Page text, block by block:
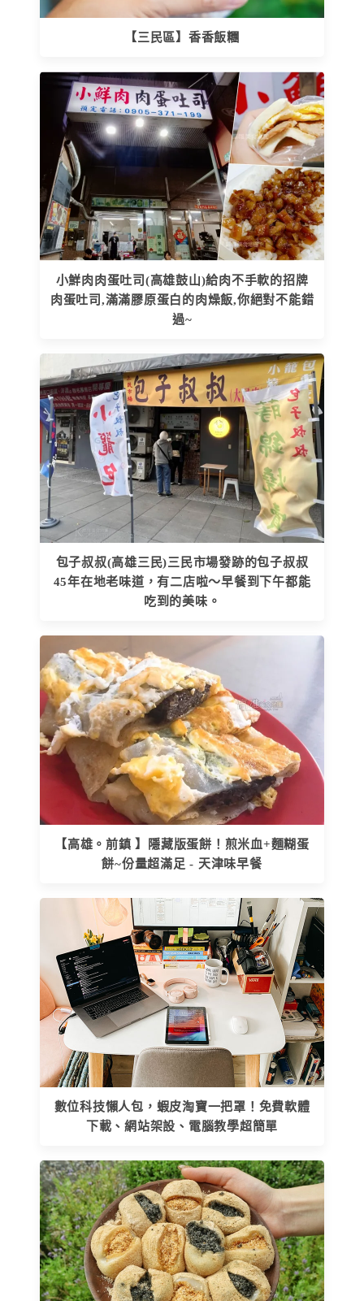
【三民區】香香飯糰
小鮮肉肉蛋吐司(高雄鼓山)給肉不手軟的招牌
肉蛋吐司,滿滿膠原蛋白的肉燥飯,你絕對不能錯
過~
包子叔叔(高雄三民)三民市場發跡的包子叔叔
45年在地老味道，有二店啦～早餐到下午都能
吃到的美味。
【高雄。前鎮 】隱藏版蛋餅！煎米血+麵糊蛋
餅~份量超滿足 - 天津味早餐
數位科技懶人包，蝦皮淘寶一把罩！免費軟體
下載、網站架設、電腦教學超簡單